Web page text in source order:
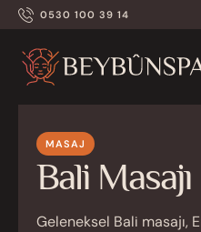
0530 100 39 14
MASAJ
Bali Masajı
Geleneksel Bali masajı,